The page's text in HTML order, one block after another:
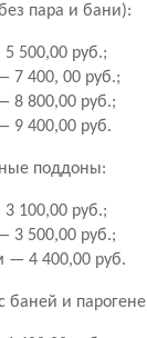
пара и бани):
500,00 руб.;
7 400, 00 руб.;
8 800,00 руб.;
9 400,00 руб.
поддоны:
100,00 руб.;
3 500,00 руб.;
— 4 400,00 руб.
и